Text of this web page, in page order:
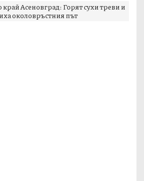
Асеновград: Горят сухи треви и
околовръстния път